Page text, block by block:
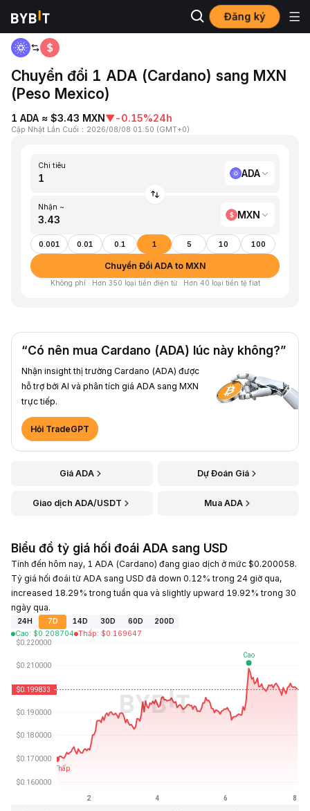
Đăng ký
Trang chủ
Chuyển đổi 1 ADA (Cardano) sang MXN
(Peso Mexico)
1 ADA ≈ $3.43 MXN▼-0.15%24h
Cập Nhật Lần Cuối ： 2026/08/08 01:50 (GMT+0)
Chi tiêu
ADA
Nhận ~
MXN
0.001 0.01 0.1 1 5 10 100
Chuyển Đổi ADA to MXN
Không phí · Hơn 350 loại tiền điện tử · Hơn 40 loại tiền tệ fiat
“Có nên mua Cardano (ADA) lúc này không?”
Nhận insight thị trường Cardano (ADA) được
hỗ trợ bởi AI và phân tích giá ADA sang MXN
trực tiếp.
Hỏi TradeGPT
Giá ADA Dự Đoán Giá
Giao dịch ADA/USDT Mua ADA
Biểu đồ tỷ giá hối đoái ADA sang USD
Tính đến hôm nay, 1 ADA (Cardano) đang giao dịch ở mức $0.200058.
Tỷ giá hối đoái từ ADA sang USD đã down 0.12% trong 24 giờ qua,
increased 18.29% trong tuần qua và slightly upward 19.92% trong 30
ngày qua.
24H 7D 14D 30D 60D
200D
Cao: $0.208704 Thấp: $0.169647
Cập Nhật Lần Cuối: 2026-08-08, 01:50 GMT+0
Mức cao nhất mọi thời đại